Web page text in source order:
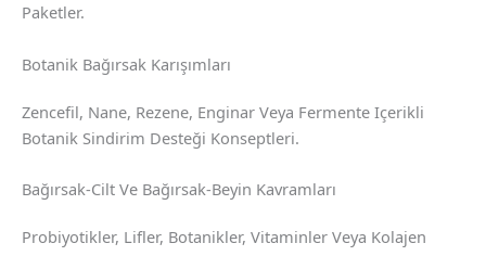
Paketler.
Botanik Bağırsak Karışımları
Zencefil, Nane, Rezene, Enginar Veya Fermente Içerikli
Botanik Sindirim Desteği Konseptleri.
Bağırsak-Cilt Ve Bağırsak-Beyin Kavramları
Probiyotikler, Lifler, Botanikler, Vitaminler Veya Kolajen